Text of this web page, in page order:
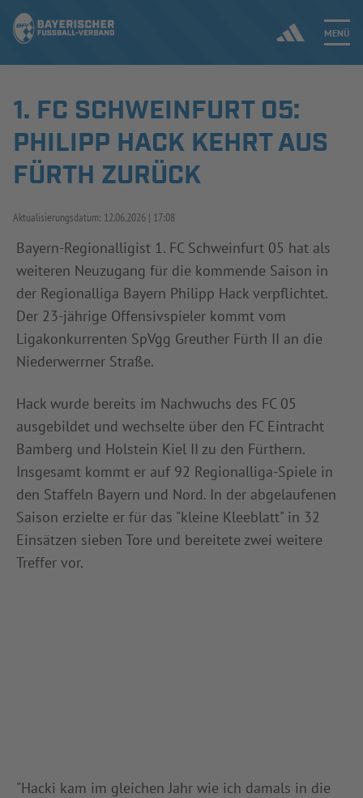
MENÜ
Jetzt einloggen
ERGEBNISSE & WETTBEWERBE
SPIELBETRIEB & VERBANDSLEBEN
AUSBILDUNG & FÖRDERUNG
DER VERBAND
1. FC SCHWEINFURT 05:
PHILIPP HACK KEHRT AUS
FÜRTH ZURÜCK
Aktualisierungsdatum: 12.06.2026 17:08
Bayern-Regionalligist 1. FC Schweinfurt 05 hat als
weiteren Neuzugang für die kommende Saison in
der Regionalliga Bayern Philipp Hack verpflichtet.
Der 23-jährige Offensivspieler kommt vom
Ligakonkurrenten SpVgg Greuther Fürth II an die
Niederwerrner Straße.
Hack wurde bereits im Nachwuchs des FC 05
ausgebildet und wechselte über den FC Eintracht
Bamberg und Holstein Kiel II zu den Fürthern.
Insgesamt kommt er auf 92 Regionalliga-Spiele in
den Staffeln Bayern und Nord. In der abgelaufenen
Saison erzielte er für das "kleine Kleeblatt" in 32
Einsätzen sieben Tore und bereitete zwei weitere
Treffer vor.
"Hacki kam im gleichen Jahr wie ich damals in die